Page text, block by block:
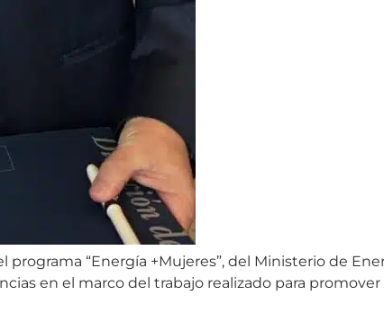
“Energía +Mujeres”, del Ministerio de
en el marco del trabajo realizado para